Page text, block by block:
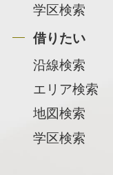
学区検索
借りたい
沿線検索
エリア検索
地図検索
学区検索